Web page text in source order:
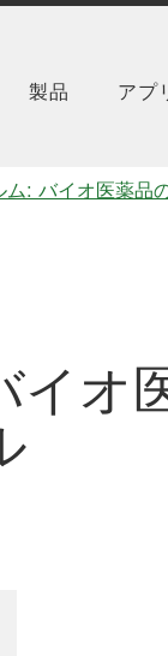
製品
アプ
ム: バイオ医薬品
イオ